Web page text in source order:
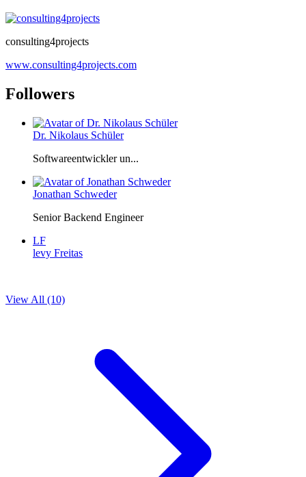
consulting4projects
www.consulting4projects.com
Followers
Dr. Nikolaus Schüler
Softwareentwickler un...
Jonathan Schweder
Senior Backend Engineer
LF
levy Freitas
View All (10)